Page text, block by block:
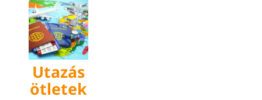
content
Utazás
ötletek